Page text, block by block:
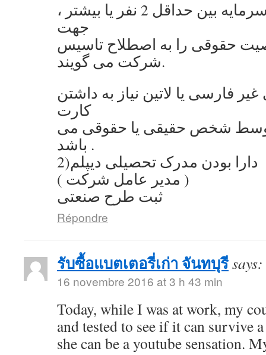
به اشتراک گذاشتن سرمایه بین حداقل 2 نفر یا بیشتر ،
جهت
حقوقی را به اصطلاح تاسیس
شرکت می گویند.
فارسی یا لاتین نیاز به داشتن
کارت
توسط شخص حقیقی یا حقوقی می
باشد .
2)دارا بودن مدرک تحصیلی دیپلم
( مدیر عامل شرکت )
ثبت طرح صنعتی
Répondre
รับซื้อแบตเตอรี่เก่า จันทบุรีsays:
16 novembre 2016 at 3 h 43 min
Today, while I was at work, my
and tested to see if it can survive
she can be a youtube sensation.